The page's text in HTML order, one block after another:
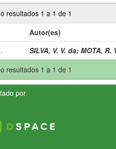
resultados 1 a 1 de 1
Autor(es)
SILVA, V. V. da; MOTA, R.
resultados 1 a 1 de 1
por